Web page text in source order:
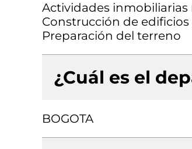
Actividades
Construcción de
Preparación del terreno
¿Cuál es el
BOGOTA